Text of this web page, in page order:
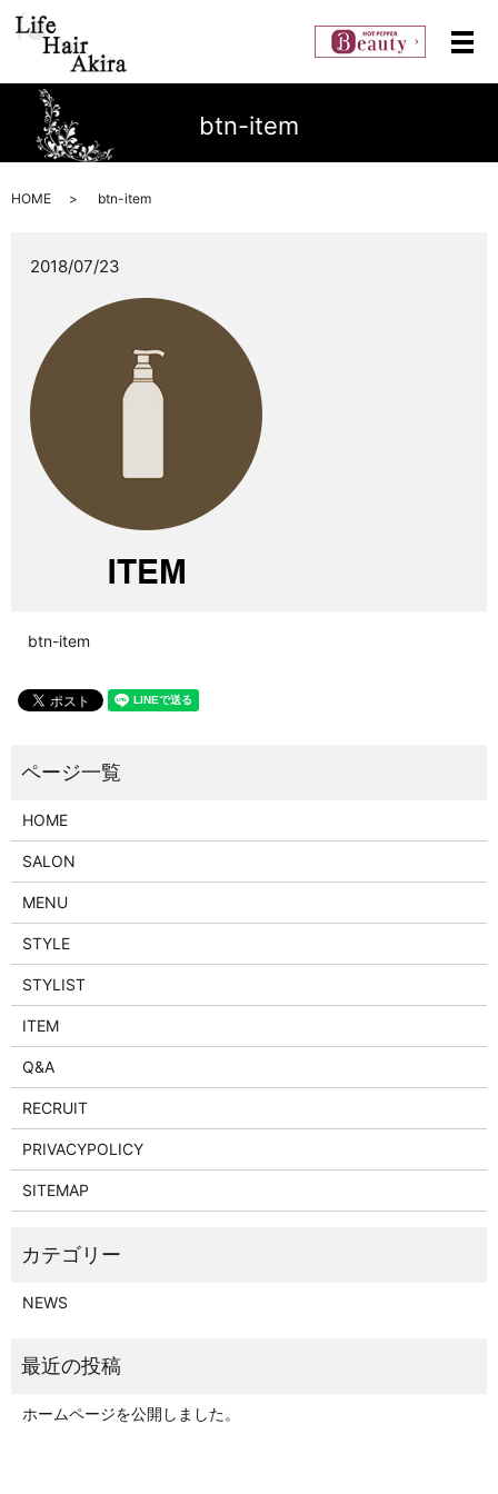
メ
btn-item
HOME btn-item
2018/07/23
btn-item
HOME
SALON
MENU
STYLE
STYLIST
ITEM
Q&A
RECRUIT
PRIVACYPOLICY
SITEMAP
NEWS
ホームページを公開しました。